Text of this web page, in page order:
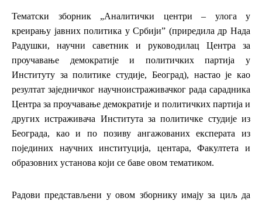
Тематски зборник „Аналитички центри – улога у
креирању јавних политика у Србији” (приредила др Нада
Радушки, научни саветник и руководилац Центра за
проучавање демократије и политичких партија у
Институту за политике студије, Београд), настао је као
резултат заједничког научноистраживачког рада сарадника
Центра за проучавање демократије и политичких партија и
других истраживача Института за политичке студије из
Београда, као и по позиву ангажованих експерата из
појединих научних институција, центара, Факултета и
образовних установа који се баве овом тематиком.
Радови представљени у овом зборнику имају за циљ да